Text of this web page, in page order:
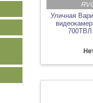
Уличная